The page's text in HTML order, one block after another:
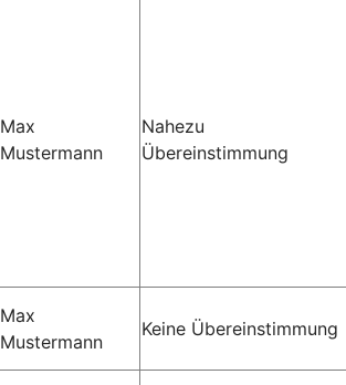
Max
Mustermann
Nahezu
Übereinstimmung
Max
Mustermann
Keine Übereinstimmung